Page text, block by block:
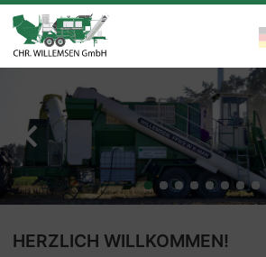
HERZLICH WILLKOMMEN!